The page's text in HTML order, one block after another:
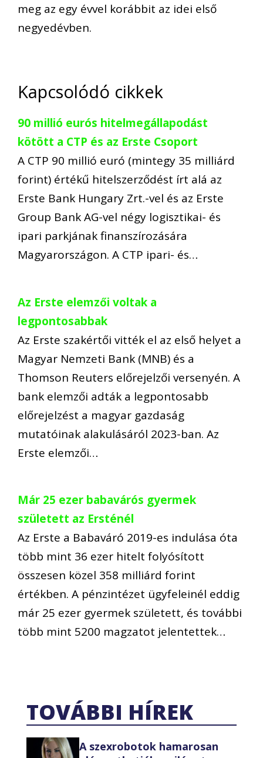
meg az egy évvel korábbit az idei első
negyedévben.
Kapcsolódó cikkek
90 millió eurós hitelmegállapodást
kötött a CTP és az Erste Csoport
A CTP 90 millió euró (mintegy 35 milliárd
forint) értékű hitelszerződést írt alá az
Erste Bank Hungary Zrt.-vel és az Erste
Group Bank AG-vel négy logisztikai- és
ipari parkjának finanszírozására
Magyarországon. A CTP ipari- és…
Az Erste elemzői voltak a
legpontosabbak
Az Erste szakértői vitték el az első helyet a
Magyar Nemzeti Bank (MNB) és a
Thomson Reuters előrejelzői versenyén. A
bank elemzői adták a legpontosabb
előrejelzést a magyar gazdaság
mutatóinak alakulásáról 2023-ban. Az
Erste elemzői…
Már 25 ezer babavárós gyermek
született az Ersténél
Az Erste a Babaváró 2019-es indulása óta
több mint 36 ezer hitelt folyósított
összesen közel 358 milliárd forint
értékben. A pénzintézet ügyfeleinél eddig
már 25 ezer gyermek született, és további
több mint 5200 magzatot jelentettek…
TOVÁBBI HÍREK
A szexrobotok hamarosan